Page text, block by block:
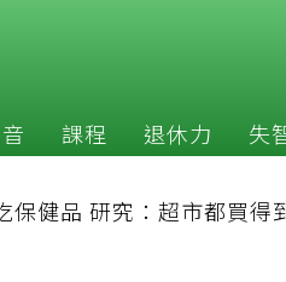
課程 退休力 失
保健品 研究：超市都買得